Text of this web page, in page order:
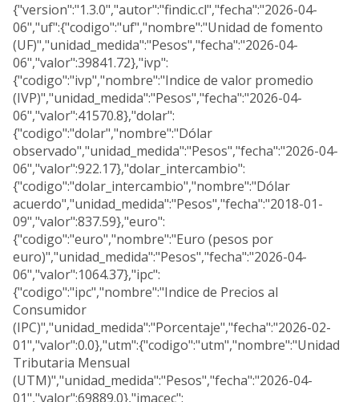
{"version":"1.3.0","autor":"findic.cl","fecha":"2026-04-
06","uf":{"codigo":"uf","nombre":"Unidad de fomento
(UF)","unidad_medida":"Pesos","fecha":"2026-04-
06","valor":39841.72},"ivp":
{"codigo":"ivp","nombre":"Indice de valor promedio
(IVP)","unidad_medida":"Pesos","fecha":"2026-04-
06","valor":41570.8},"dolar":
{"codigo":"dolar","nombre":"Dólar
observado","unidad_medida":"Pesos","fecha":"2026-04-
06","valor":922.17},"dolar_intercambio":
{"codigo":"dolar_intercambio","nombre":"Dólar
acuerdo","unidad_medida":"Pesos","fecha":"2018-01-
09","valor":837.59},"euro":
{"codigo":"euro","nombre":"Euro (pesos por
euro)","unidad_medida":"Pesos","fecha":"2026-04-
06","valor":1064.37},"ipc":
{"codigo":"ipc","nombre":"Indice de Precios al
Consumidor
(IPC)","unidad_medida":"Porcentaje","fecha":"2026-02-
01","valor":0.0},"utm":{"codigo":"utm","nombre":"Unidad
Tributaria Mensual
(UTM)","unidad_medida":"Pesos","fecha":"2026-04-
01","valor":69889.0},"imacec":